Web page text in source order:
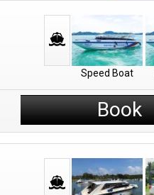
Speed Boat
Book